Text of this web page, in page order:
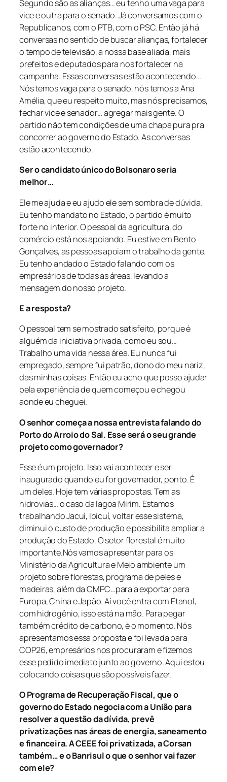
Segundo são as alianças… eu tenho uma vaga para
vice e outra para o senado. Já conversamos com o
Republicanos, com o PTB, com o PSC. Então já há
conversas no sentido de buscar alianças, fortalecer
o tempo de televisão, a nossa base aliada, mais
prefeitos e deputados para nos fortalecer na
campanha. Essas conversas estão acontecendo…
Nós temos vaga para o senado, nós temos a Ana
Amélia, que eu respeito muito, mas nós precisamos,
fechar vice e senador… agregar mais gente. O
partido não tem condições de uma chapa pura pra
concorrer ao governo do Estado. As conversas
estão acontecendo.
Ser o candidato único do Bolsonaro seria
melhor…
Ele me ajuda e eu ajudo ele sem sombra de dúvida.
Eu tenho mandato no Estado, o partido é muito
forte no interior. O pessoal da agricultura, do
comércio está nos apoiando. Eu estive em Bento
Gonçalves, as pessoas apoiam o trabalho da gente.
Eu tenho andado o Estado falando com os
empresários de todas as áreas, levando a
mensagem do nosso projeto.
E a resposta?
O pessoal tem se mostrado satisfeito, porque é
alguém da iniciativa privada, como eu sou…
Trabalho uma vida nessa área. Eu nunca fui
empregado, sempre fui patrão, dono do meu nariz,
das minhas coisas. Então eu acho que posso ajudar
pela experiência de quem começou e chegou
aonde eu cheguei.
O senhor começa a nossa entrevista falando do
Porto do Arroio do Sal. Esse será o seu grande
projeto como governador?
Esse é um projeto. Isso vai acontecer e ser
inaugurado quando eu for governador, ponto. É
um deles. Hoje tem várias propostas. Tem as
hidrovias… o caso da lagoa Mirim. Estamos
trabalhando Jacuí, Ibicuí, voltar esse sistema,
diminui o custo de produção e possibilita ampliar a
produção do Estado. O setor florestal é muito
importante.Nós vamos apresentar para os
Ministério da Agricultura e Meio ambiente um
projeto sobre florestas, programa de peles e
madeiras, além da CMPC…para a exportar para
Europa, China e Japão. Aí você entra com Etanol,
com hidrogênio, isso está na mão. Para pegar
também crédito de carbono, é o momento. Nós
apresentamos essa proposta e foi levada para
COP26, empresários nos procuraram e fizemos
esse pedido imediato junto ao governo. Aqui estou
colocando coisas que são possíveis fazer.
O Programa de Recuperação Fiscal, que o
governo do Estado negocia com a União para
resolver a questão da dívida, prevê
privatizações nas áreas de energia, saneamento
e financeira. A CEEE foi privatizada, a Corsan
também… e o Banrisul o que o senhor vai fazer
com ele?